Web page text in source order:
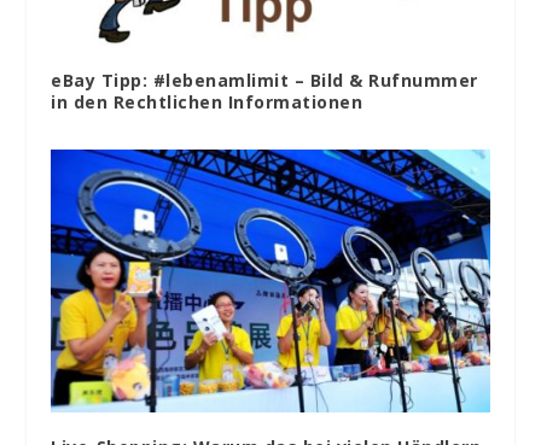
eBay Tipp: #lebenamlimit – Bild & Rufnummer
in den Rechtlichen Informationen